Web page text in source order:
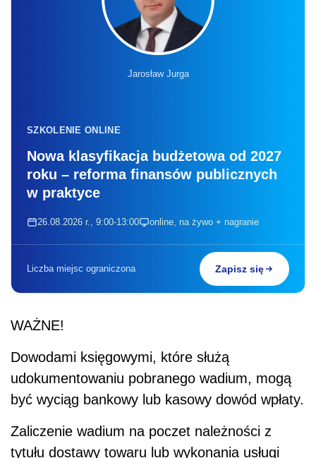
Jarosław Jurga
SZKOLENIE ONLINE
Nowa klasyfikacja budżetowa od 2027
roku – reforma finansów publicznych
w praktyce
26.08.2026 r., 9:00-13:00 online, na żywo + nagranie
Liczba miejsc ograniczona Zapisz się
WAŻNE!
Dowodami księgowymi, które służą
udokumentowaniu pobranego wadium, mogą
być wyciąg bankowy lub kasowy dowód wpłaty.
Zaliczenie wadium na poczet należności z
tytułu dostawy towaru lub wykonania usługi